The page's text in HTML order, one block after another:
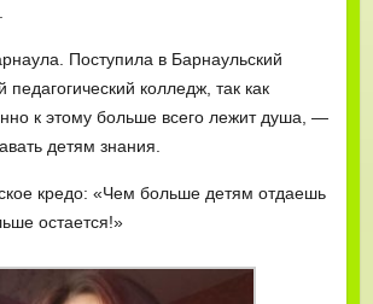
Поступила в Барнаульский
педагогический колледж, так как
к этому больше всего лежит душа, —
детям знания.
кредо: «Чем больше детям отдаешь
остается!»